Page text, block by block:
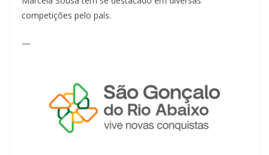
competições pelo país.
—